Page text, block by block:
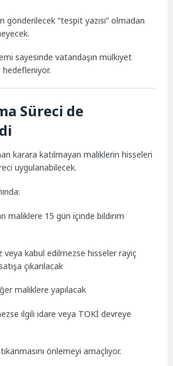
gönderilecek “tespit yazısı” olmadan
sayesinde vatandaşın mülkiyet
hedefleniyor.
Süreci de
karara katılmayan maliklerin hisseleri
uygulanabilecek.
maliklere 15 gün içinde bildirim
veya kabul edilmezse hisseler rayiç
çıkarılacak
maliklere yapılacak
ilgili idare veya TOKİ devreye
önlemeyi amaçlıyor.